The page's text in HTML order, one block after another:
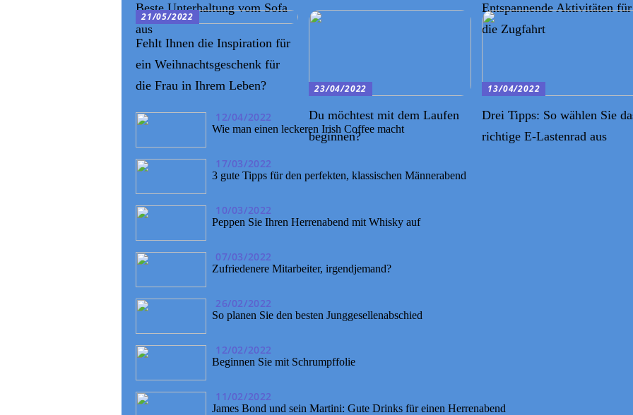
Beste Unterhaltung vom Sofa
aus
Entspannende Aktivitäten für
die Zugfahrt
21/05/2022
Fehlt Ihnen die Inspiration für
ein Weihnachtsgeschenk für
die Frau in Ihrem Leben?
23/04/2022
Du möchtest mit dem Laufen
beginnen?
13/04/2022
Drei Tipps: So wählen Sie
richtige E-Lastenrad aus
12/04/2022
Wie man einen leckeren Irish Coffee macht
17/03/2022
3 gute Tipps für den perfekten, klassischen Männerabend
10/03/2022
Peppen Sie Ihren Herrenabend mit Whisky auf
07/03/2022
Zufriedenere Mitarbeiter, irgendjemand?
26/02/2022
So planen Sie den besten Junggesellenabschied
12/02/2022
Beginnen Sie mit Schrumpffolie
11/02/2022
James Bond und sein Martini: Gute Drinks für einen Herrenabend